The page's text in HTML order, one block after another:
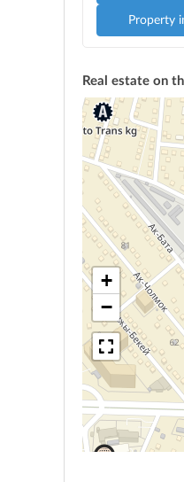
Property
Real estate on
+
−